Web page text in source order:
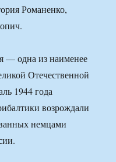
Романенко,
— одна из наименее
Отечественной
1944 года
возрождали
немцами